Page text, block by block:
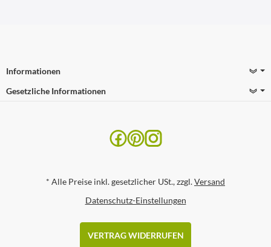
Informationen
Gesetzliche Informationen
* Alle Preise inkl. gesetzlicher USt., zzgl.Versand
Datenschutz-Einstellungen
VERTRAG WIDERRUFEN